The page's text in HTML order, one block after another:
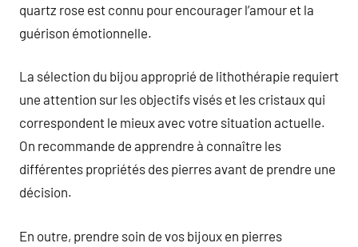
quartz rose est connu pour encourager l’amour et la
guérison émotionnelle.
La sélection du bijou approprié de lithothérapie requiert
une attention sur les objectifs visés et les cristaux qui
correspondent le mieux avec votre situation actuelle.
On recommande de apprendre à connaître les
différentes propriétés des pierres avant de prendre une
décision.
En outre, prendre soin de vos bijoux en pierres